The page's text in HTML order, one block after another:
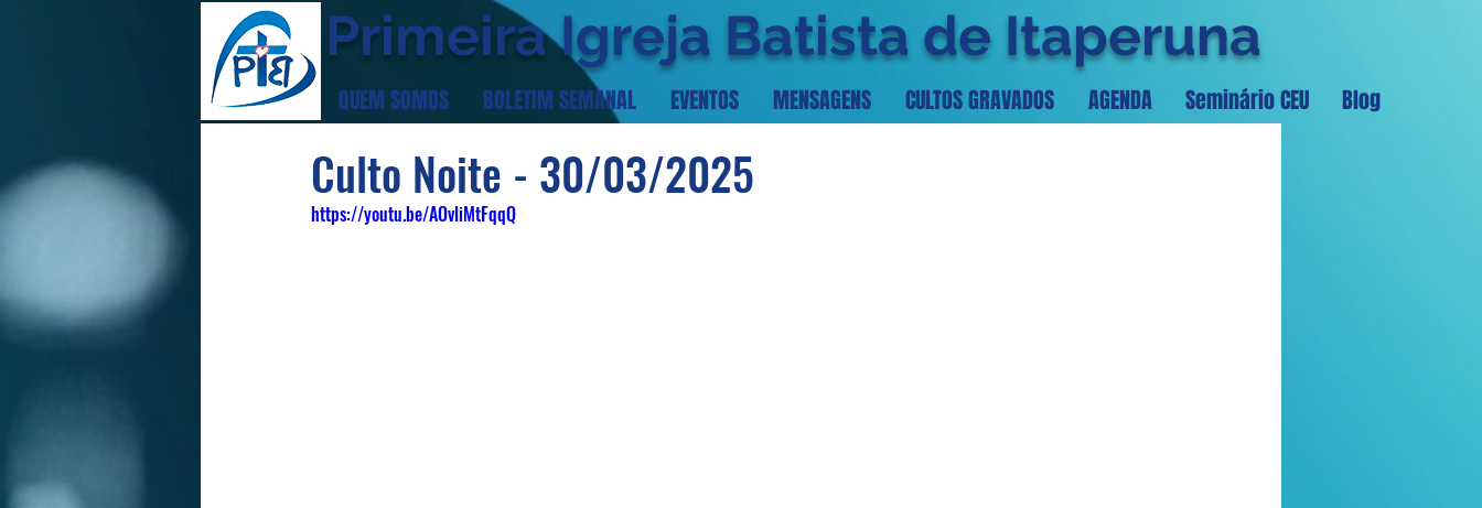
QUEM SOMOS BOLETIM SEMANAL EVENTOS MENSAGENS CULTOS GRAVADOS AGENDA Seminário CEU Blog
Primeira Igreja Batista de Itaperuna
Culto Noite - 30/03/2025
https://youtu.be/AOvliMtFqqQ